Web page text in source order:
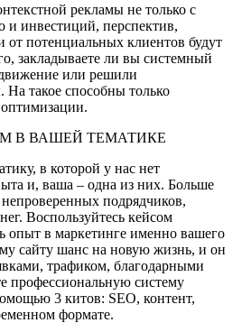
рекламы не только с
и инвестиций, перспектив,
от потенциальных клиентов будут
закладываете ли вы системный
или решили
На такое способны только
В ВАШЕЙ ТЕМАТИКЕ
в которой у нас нет
и, ваша – одна из них. Больше
подрядчиков,
Воспользуйтесь кейсом
опыт в маркетинге именно вашего
сайту шанс на новую жизнь, и он
трафиком, благодарными
профессиональную систему
3 китов: SEO, контент,
формате.